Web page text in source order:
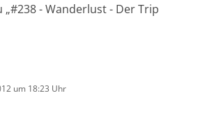
„#238 - Wanderlust - Der Trip
um 18:23 Uhr